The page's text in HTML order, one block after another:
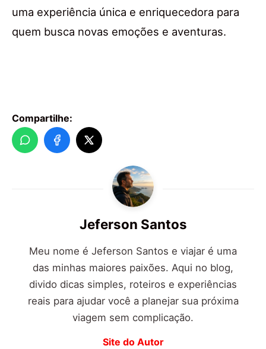
uma experiência única e enriquecedora para
quem busca novas emoções e aventuras.
Compartilhe:
Jeferson Santos
Meu nome é Jeferson Santos e viajar é uma
das minhas maiores paixões. Aqui no blog,
divido dicas simples, roteiros e experiências
reais para ajudar você a planejar sua próxima
viagem sem complicação.
Site do Autor